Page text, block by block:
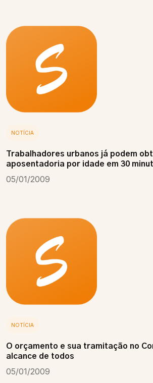
NOTÍCIA
Trabalhadores urbanos já podem
aposentadoria por idade em 30
05/01/2009
NOTÍCIA
O orçamento e sua tramitação no
alcance de todos
05/01/2009